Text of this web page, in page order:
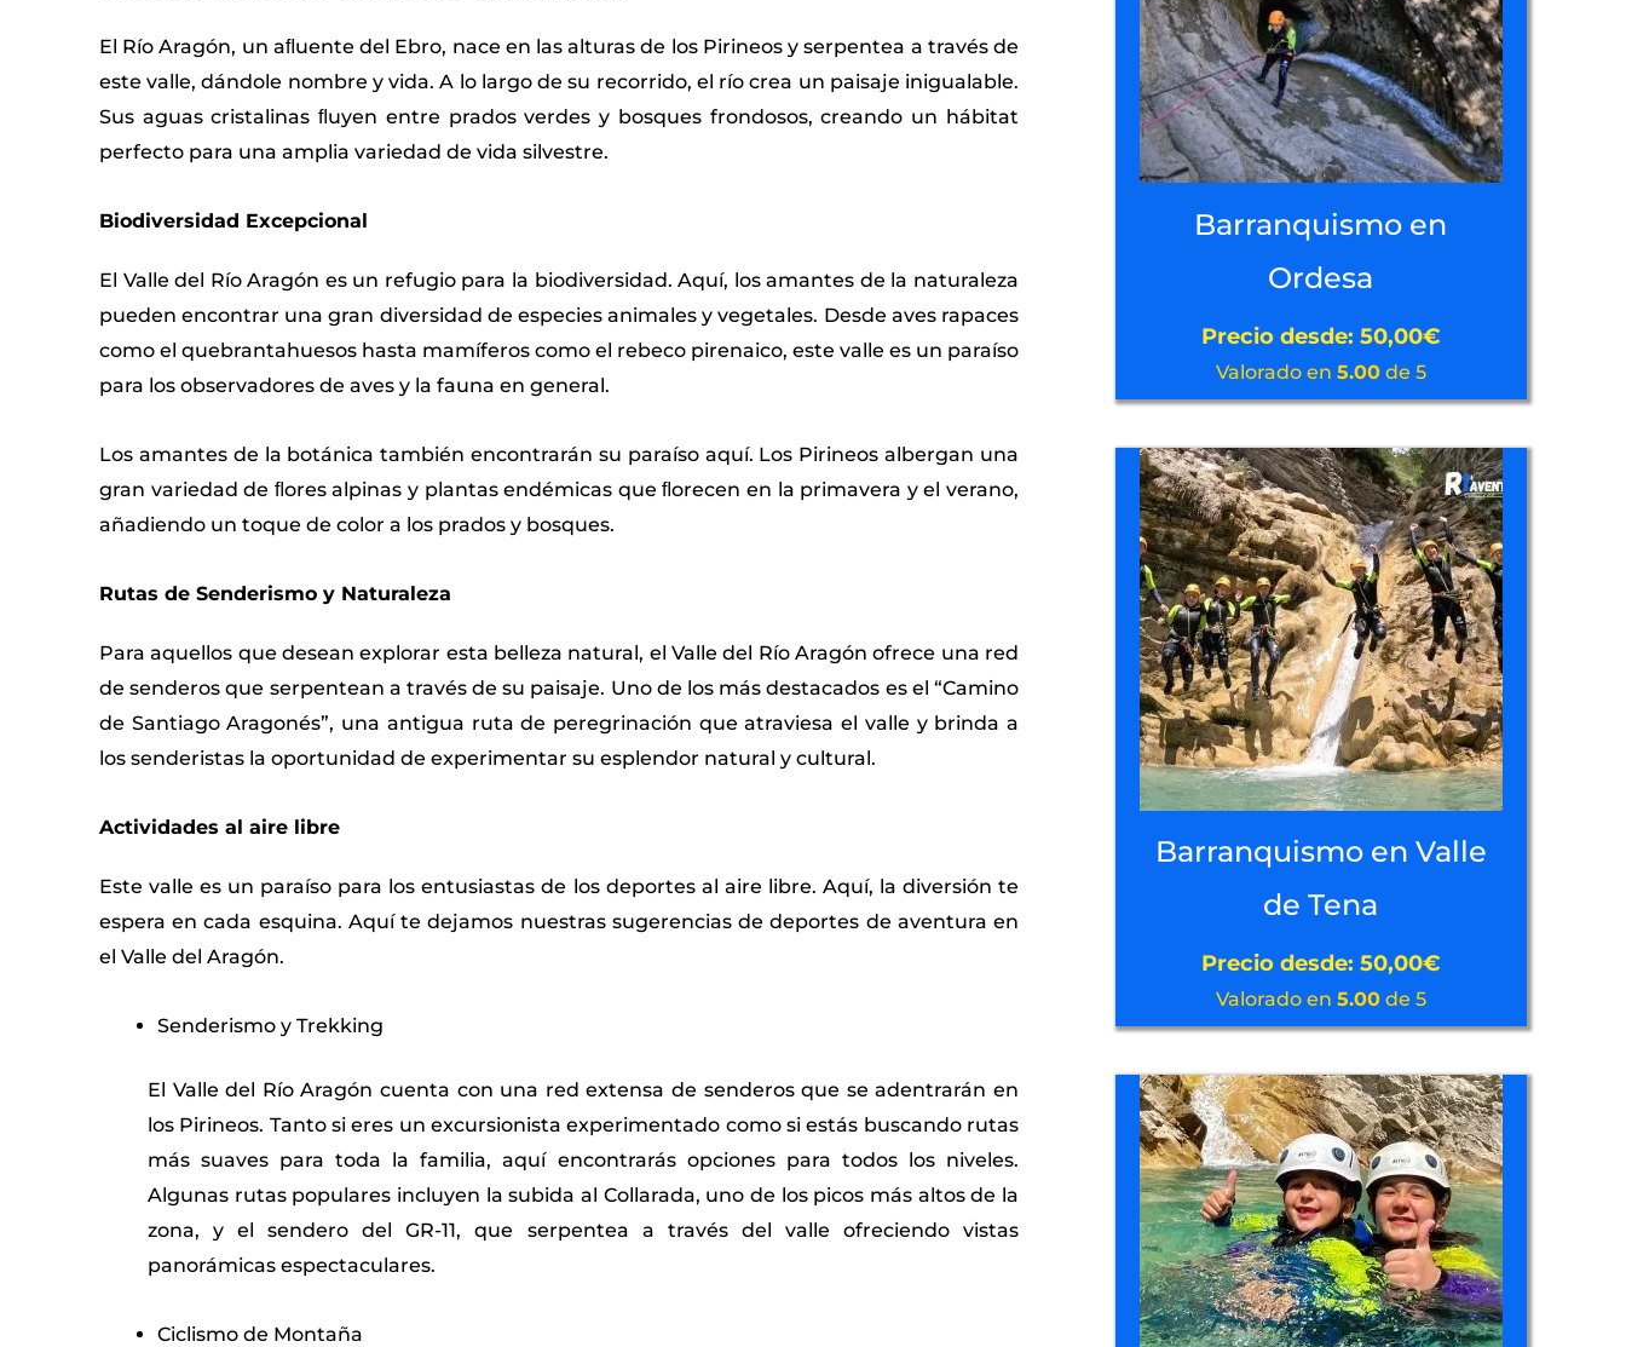
El Río Aragón, un aﬂuente del Ebro, nace en las alturas de los Pirineos y serpentea a través de
este valle, dándole nombre y vida. A lo largo de su recorrido, el río crea un paisaje inigualable.
Sus aguas cristalinas ﬂuyen entre prados verdes y bosques frondosos, creando un hábitat
perfecto para una amplia variedad de vida silvestre.
Biodiversidad Excepcional
El Valle del Río Aragón es un refugio para la biodiversidad. Aquí, los amantes de la naturaleza
pueden encontrar una gran diversidad de especies animales y vegetales. Desde aves rapaces
como el quebrantahuesos hasta mamíferos como el rebeco pirenaico, este valle es un paraíso
para los observadores de aves y la fauna en general.
Los amantes de la botánica también encontrarán su paraíso aquí. Los Pirineos albergan una
gran variedad de ﬂores alpinas y plantas endémicas que ﬂorecen en la primavera y el verano,
añadiendo un toque de color a los prados y bosques.
Rutas de Senderismo y Naturaleza
Para aquellos que desean explorar esta belleza natural, el Valle del Río Aragón ofrece una red
de senderos que serpentean a través de su paisaje. Uno de los más destacados es el “Camino
de Santiago Aragonés”, una antigua ruta de peregrinación que atraviesa el valle y brinda a
los senderistas la oportunidad de experimentar su esplendor natural y cultural.
Actividades al aire libre
Este valle es un paraíso para los entusiastas de los deportes al aire libre. Aquí, la diversión te
espera en cada esquina. Aquí te dejamos nuestras sugerencias de deportes de aventura en
el Valle del Aragón.
Senderismo y Trekking
El Valle del Río Aragón cuenta con una red extensa de senderos que se adentrarán en
los Pirineos. Tanto si eres un excursionista experimentado como si estás buscando rutas
más suaves para toda la familia, aquí encontrarás opciones para todos los niveles.
Algunas rutas populares incluyen la subida al Collarada, uno de los picos más altos de la
zona, y el sendero del GR-11, que serpentea a través del valle ofreciendo vistas
panorámicas espectaculares.
Ciclismo de Montaña
Barranquismo en
Ordesa
Precio desde: 50,00€
Valorado en 5.00de 5
Barranquismo en Valle
de Tena
Precio desde: 50,00€
Valorado en 5.00de 5